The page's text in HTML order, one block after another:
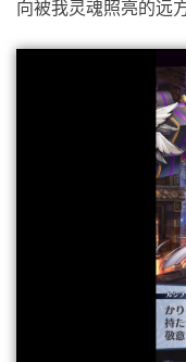
向被我灵魂照亮的远